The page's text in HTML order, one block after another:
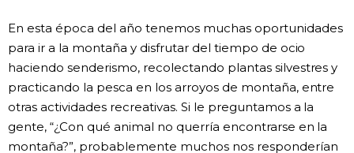
Blog
Tokio
En esta época del año tenemos muchas oportunidades
para ir a la montaña y disfrutar del tiempo de ocio
haciendo senderismo, recolectando plantas silvestres y
practicando la pesca en los arroyos de montaña, entre
otras actividades recreativas. Si le preguntamos a la
gente, “¿Con qué animal no querría encontrarse en la
montaña?”, probablemente muchos nos responderían